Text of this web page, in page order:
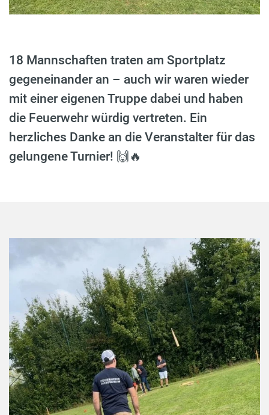
18 Mannschaften traten am Sportplatz
gegeneinander an – auch wir waren wieder
mit einer eigenen Truppe dabei und haben
die Feuerwehr würdig vertreten. Ein
herzliches Danke an die Veranstalter für das
gelungene Turnier! 🙌🔥